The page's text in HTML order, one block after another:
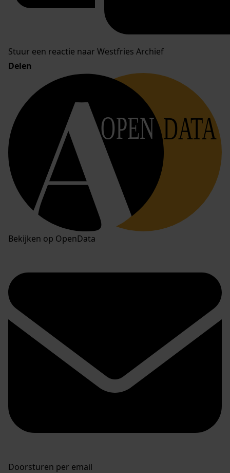
Stuur een reactie naar Westfries Archief
Delen
OPEN DATA
Bekijken op OpenData
Doorsturen per email